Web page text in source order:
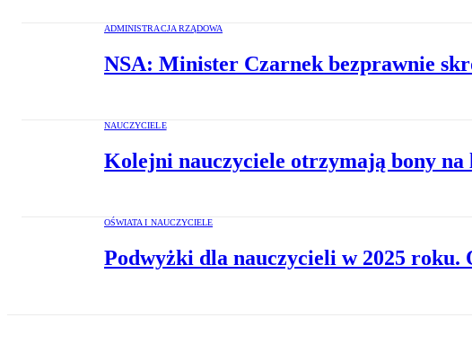
ADMINISTRACJA RZĄDOWA
NSA: Minister Czarnek bezprawnie
NAUCZYCIELE
Kolejni nauczyciele otrzymają bony
OŚWIATA I NAUCZYCIELE
Podwyżki dla nauczycieli w 2025 roku.